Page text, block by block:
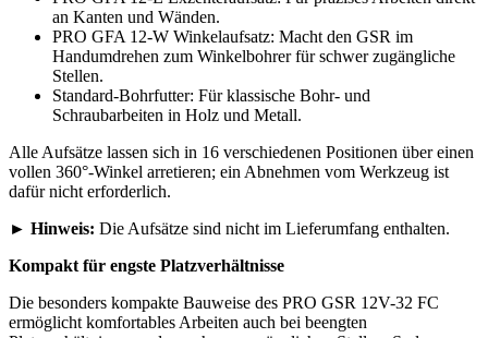
an Kanten und Wänden.
PRO GFA 12-W Winkelaufsatz: Macht den GSR im
Handumdrehen zum Winkelbohrer für schwer zugängliche
Stellen.
Standard-Bohrfutter: Für klassische Bohr- und
Schraubarbeiten in Holz und Metall.
Alle Aufsätze lassen sich in 16 verschiedenen Positionen über einen
vollen 360°-Winkel arretieren; ein Abnehmen vom Werkzeug ist
dafür nicht erforderlich.
► Hinweis: Die Aufsätze sind nicht im Lieferumfang enthalten.
Kompakt für engste Platzverhältnisse
Die besonders kompakte Bauweise des PRO GSR 12V-32 FC
ermöglicht komfortables Arbeiten auch bei beengten